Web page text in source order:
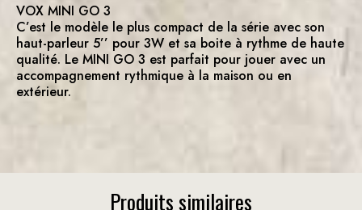
VOX MINI GO 3
C’est le modèle le plus compact de la série avec son
haut-parleur 5’’ pour 3W et sa boite à rythme de haute
qualité. Le MINI GO 3 est parfait pour jouer avec un
accompagnement rythmique à la maison ou en
extérieur.
Produits similaires